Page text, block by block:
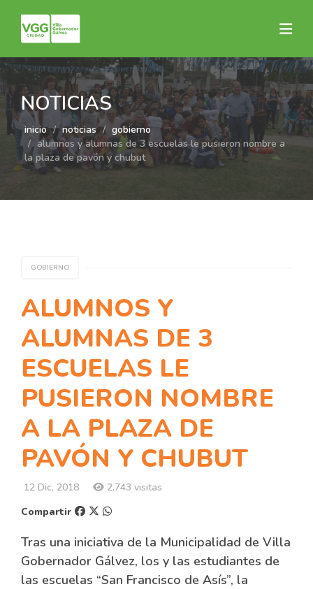
NOTICIAS
inicio noticias
gobierno
alumnos y alumnas de 3 escuelas le pusieron nombre a
la plaza de pavón y chubut
GOBIERNO
ALUMNOS Y
ALUMNAS DE 3
ESCUELAS LE
PUSIERON NOMBRE
A LA PLAZA DE
PAVÓN Y CHUBUT
12 Dic, 2018
2.743 visitas
Compartir
Tras una iniciativa de la Municipalidad de Villa
Gobernador Gálvez, los y las estudiantes de
las escuelas “San Francisco de Asís”, la